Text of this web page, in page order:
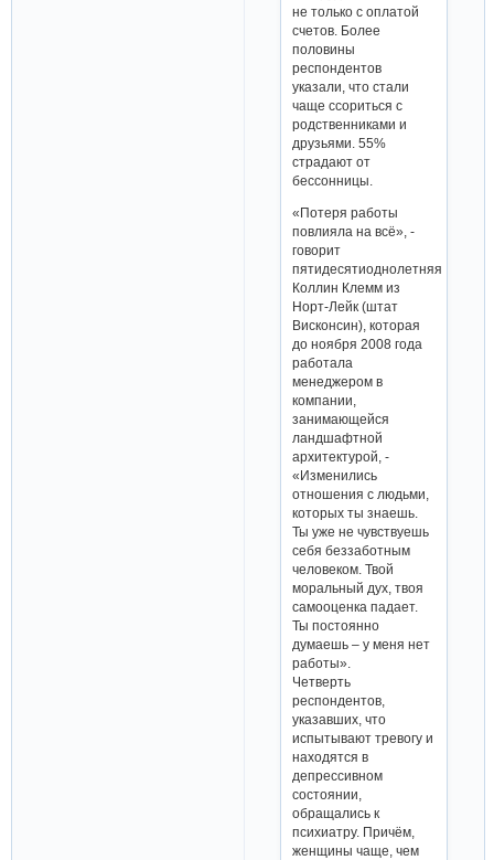
не только с оплатой
счетов. Более
половины
респондентов
указали, что стали
чаще ссориться с
родственниками и
друзьями. 55%
страдают от
бессонницы.
«Потеря работы
повлияла на всё», -
говорит
пятидесятиоднолетняя
Коллин Клемм из
Норт-Лейк (штат
Висконсин), которая
до ноября 2008 года
работала
менеджером в
компании,
занимающейся
ландшафтной
архитектурой, -
«Изменились
отношения с людьми,
которых ты знаешь.
Ты уже не чувствуешь
себя беззаботным
человеком. Твой
моральный дух, твоя
самооценка падает.
Ты постоянно
думаешь – у меня нет
работы».
Четверть
респондентов,
указавших, что
испытывают тревогу и
находятся в
депрессивном
состоянии,
обращались к
психиатру. Причём,
женщины чаще, чем